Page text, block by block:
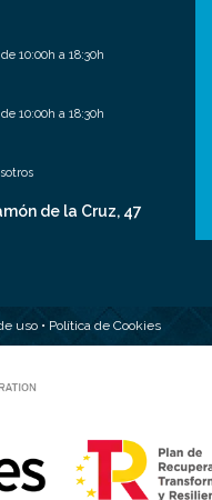
10:00h a 18:30h
10:00h a 18:30h
de la Cruz, 47
uso• Política de Cookies